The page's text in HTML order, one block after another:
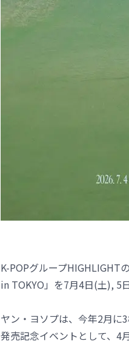
K-POPグループHIGHLIGHT
in TOKYO」を7月4日(土), 5
ヤン・ヨソプは、今年2月
発売記念イベントとして、4